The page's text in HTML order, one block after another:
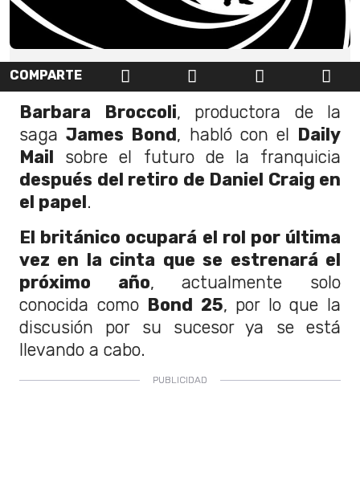
COMPARTE
Barbara Broccoli, productora de la
sagaJames Bond, habló con el Daily
Mail sobre el futuro de la franquicia
después del retiro de Daniel Craig en
el papel.
El británico ocupará el rol por última
vez en la cinta que se estrenará el
próximo año, actualmente solo
conocida como Bond 25, por lo que la
discusión por su sucesor ya se está
llevando a cabo.